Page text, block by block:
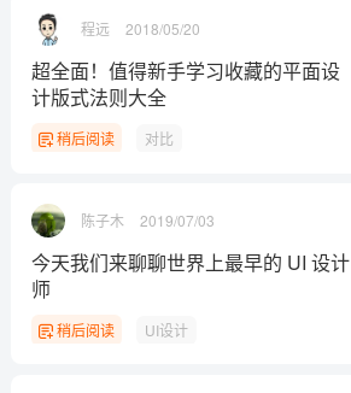
程远 2018/05/20
超全面！值得新手学习收藏的平面设
计版式法则大全
稍后阅读 对比
陈子木 2019/07/03
今天我们来聊聊世界上最早的 UI 设计
师
稍后阅读 UI设计